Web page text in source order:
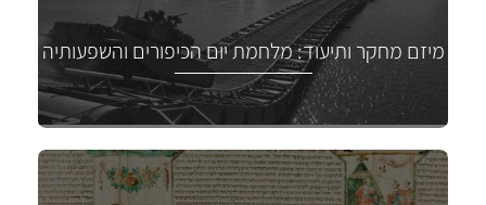
מיזם מחקר ותיעוד: מלחמת יום הכיפורים והשפעותיה